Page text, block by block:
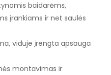
baidarėms,
įrankiams ir net saulės
viduje įrengta apsauga
montavimas ir